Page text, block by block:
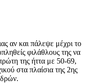
αν και πάλεψε μέχρι το
φιλάθλους της να
της ήττα με 50-69,
στα πλαίσια της 2ης